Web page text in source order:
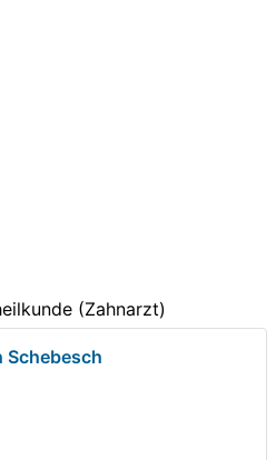
(Zahnarzt)
Schebesch